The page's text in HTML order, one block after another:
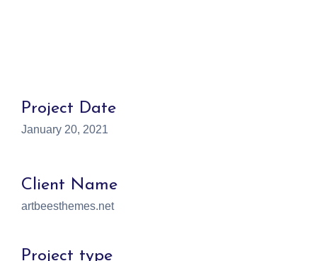
Project Date
January 20, 2021
Client Name
artbeesthemes.net
Project type